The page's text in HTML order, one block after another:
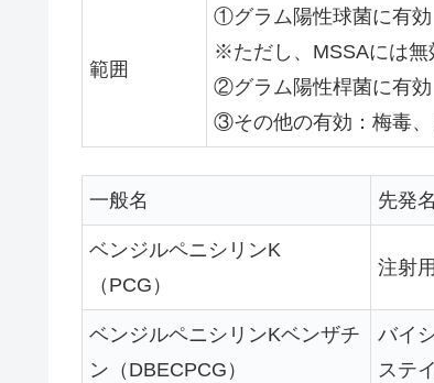
範囲
①グラム陽性球菌に有
※ただし、MSSAには無
②グラム陽性桿菌に有
③その他の有効：梅毒
一般名 先発名
ベンジルペニシリンK
（PCG）
注射
ベンジルペニシリンKベンザチ
ン（DBECPCG）
バイ
ステ